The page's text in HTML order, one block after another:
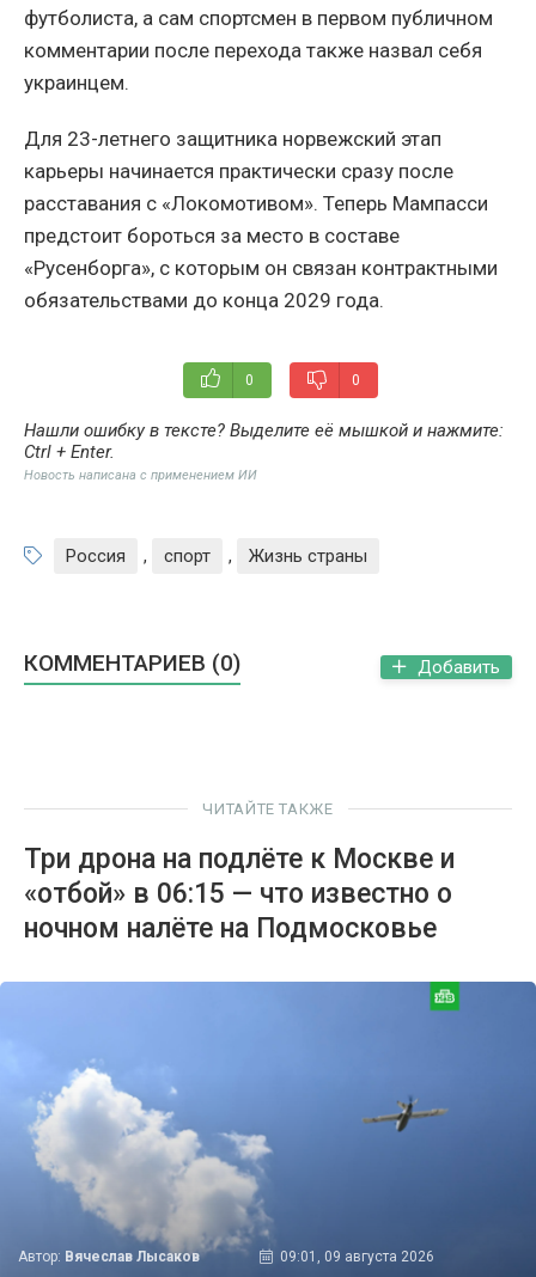
футболиста, а сам спортсмен в первом публичном
комментарии после перехода также назвал себя
украинцем.
Для 23-летнего защитника норвежский этап
карьеры начинается практически сразу после
расставания с «Локомотивом». Теперь Мампасси
предстоит бороться за место в составе
«Русенборга», с которым он связан контрактными
обязательствами до конца 2029 года.
0 0
Нашли ошибку в тексте? Выделите её мышкой и нажмите:
Ctrl + Enter.
Новость написана с применением ИИ
Россия , спорт , Жизнь страны
КОММЕНТАРИЕВ (0) Добавить
ЧИТАЙТЕ ТАКЖЕ
Три дрона на подлёте к Москве и
«отбой» в 06:15 — что известно о
ночном налёте на Подмосковье
Автор: Вячеслав Лысаков 09:01, 09 августа 2026